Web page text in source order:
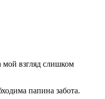
взгляд слишком
папина забота.